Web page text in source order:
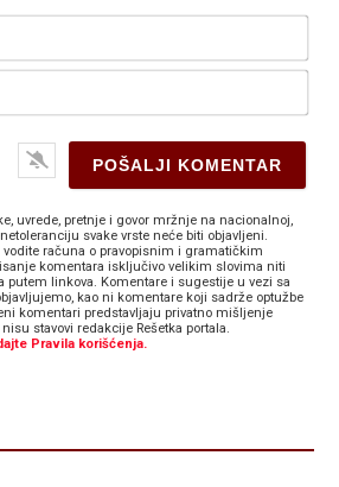
E-
uvrede, pretnje i govor mržnje na nacionalnoj,
svake vrste neće biti objavljeni.
računa o pravopisnim i gramatičkim
komentara isključivo velikim slovima niti
putem linkova. Komentare i sugestije u vezi sa
kao ni komentare koji sadrže optužbe
komentari predstavljaju privatno mišljenje
stavovi redakcije Rešetka portala.
Pravila korišćenja.